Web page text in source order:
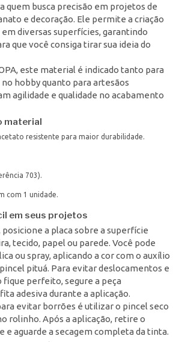
quem busca precisão em projetos de
e decoração. Ele permite a criação
diversas superfícies, garantindo
que você consiga tirar sua ideia do
este material é indicado tanto para
hobby quanto para artesãos
agilidade e qualidade no acabamento
material
resistente para maior durabilidade.
703).
com 1 unidade.
em seus projetos
a placa sobre a superfície
tecido, papel ou parede. Você pode
ou spray, aplicando a cor com o auxílio
pituá. Para evitar deslocamentos e
fique perfeito, segure a peça
adesiva durante a aplicação.
evitar borrões é utilizar o pincel seco
rolinho. Após a aplicação, retire o
e aguarde a secagem completa da tinta.